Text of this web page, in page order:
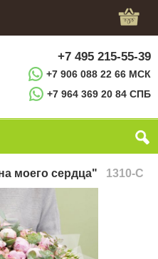
+7 495 215-55-39
+7 906 088 22 66 МСК
+7 964 369 20 84 СПБ
моего сердца" 1310-C